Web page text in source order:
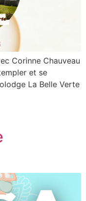
Corinne Chauveau
et se
La Belle Verte